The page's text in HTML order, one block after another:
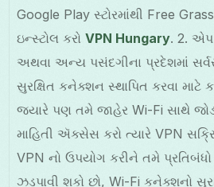
Google Play સ્ટોરમાંથી Free
ઇન્સ્ટોલ કરોVPN Hungary. 2. એપ
અથવા અન્ય પસંદગીના પ્રદેશમાં
સુરક્ષિત કનેક્શન સ્થાપિત કરવા માટે
જ્યારે પણ તમે જાહેર Wi-Fi સાથે
માહિતી ઍક્સેસ કરો ત્યારે VPN
VPN નો ઉપયોગ કરીને તમે પ્રતિબંધો
ઝડપાવી શકો છો, Wi-Fi કનેક્શનો